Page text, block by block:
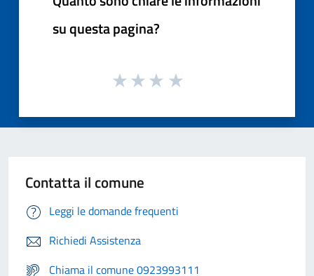
su questa pagina?
Contatta il comune
Leggi le domande frequenti
Richiedi Assistenza
Chiama il comune 0923993111